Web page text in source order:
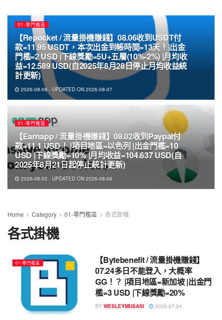
01-零門檻區
【Repocket / 流量掛機賺錢】08.06收到USDT付
款=11.95 USDT，本次出金到帳時間=13天！|出金
門檻=2 USD |下線獎勵=5U+五層(10%-2%) |月均收
益=12.589 USD(自2025年8月28日停止月均收益統
計更新)
2026-08-06 - UPDATED ON 2026-08-07
01-零門檻區
【Earnapp / 流量掛機賺錢】08.02收到Paypal付
款=11.1 USD！ |項目地區=以色列 |出金門檻=10
USD |下線獎勵=10% |月均收益=104.637 USD(自
2025年8月21日起停止統計更新)
2026-08-02 - UPDATED ON 2026-08-06
Home Category 01-零門檻區 各式掛機
各式掛機
01-零門檻區
【Bytebenefit / 流量掛機賺錢】
07.24多日不能登入，大概率
GG！？ |項目地區=新加坡 |出金門
檻=3 USD |下線獎勵=20%
BY WESLEYMUSASI 2026-07-24